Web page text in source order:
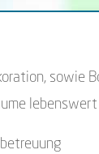
sowie